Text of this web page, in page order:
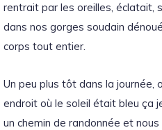
rentrait par les oreilles, éclatait,
dans nos gorges soudain
corps tout entier.
Un peu plus tôt dans la journée,
endroit où le soleil était bleu ça
un chemin de randonnée et